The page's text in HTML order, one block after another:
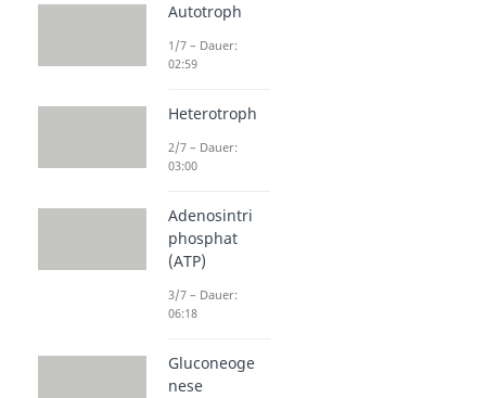
Autotroph
1/7 – Dauer:
02:59
Heterotroph
2/7 – Dauer:
03:00
Adenosintri
phosphat
(ATP)
3/7 – Dauer:
06:18
Gluconeoge
nese